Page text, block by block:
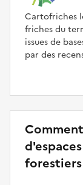
Cartofriches
friches du
issues de
par des